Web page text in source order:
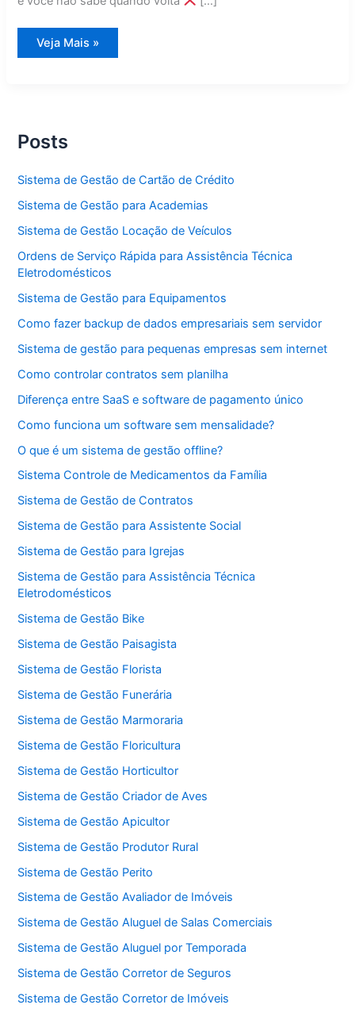
Sistema
de
Veja Mais »
Posts
Sistema de Gestão de Cartão de Crédito
Sistema de Gestão para Academias
Sistema de Gestão Locação de Veículos
Ordens de Serviço Rápida para Assistência Técnica
Eletrodomésticos
Sistema de Gestão para Equipamentos
Como fazer backup de dados empresariais sem servidor
Sistema de gestão para pequenas empresas sem internet
Como controlar contratos sem planilha
Diferença entre SaaS e software de pagamento único
Como funciona um software sem mensalidade?
O que é um sistema de gestão offline?
Sistema Controle de Medicamentos da Família
Sistema de Gestão de Contratos
Sistema de Gestão para Assistente Social
Sistema de Gestão para Igrejas
Sistema de Gestão para Assistência Técnica
Eletrodomésticos
Sistema de Gestão Bike
Sistema de Gestão Paisagista
Sistema de Gestão Florista
Sistema de Gestão Funerária
Sistema de Gestão Marmoraria
Sistema de Gestão Floricultura
Sistema de Gestão Horticultor
Sistema de Gestão Criador de Aves
Sistema de Gestão Apicultor
Sistema de Gestão Produtor Rural
Sistema de Gestão Perito
Sistema de Gestão Avaliador de Imóveis
Sistema de Gestão Aluguel de Salas Comerciais
Sistema de Gestão Aluguel por Temporada
Sistema de Gestão Corretor de Seguros
Sistema de Gestão Corretor de Imóveis